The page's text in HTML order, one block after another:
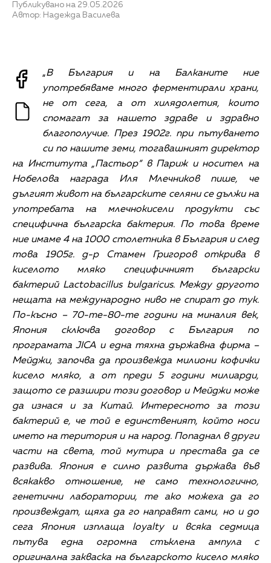
Публикувано на 29.05.2026
Автор: Надежда Василева
„В България и на Балканите ние
употребяваме много ферментирали храни,
не от сега, а от хилядолетия, които
спомагат за нашето здраве и здравно
благополучие. През 1902г. при пътуването
си по нашите земи, тогавашният директор
на Института „Пастьор“ в Париж и носител на
Нобелова награда Иля Млечников пише, че
дългият живот на българските селяни се дължи на
употребата на млечнокисели продукти със
специфична българска бактерия. По това време
ние имаме 4 на 1000 столетника в България и след
това 1905г. д-р Стамен Григоров открива в
киселото мляко специфичният български
бактерий Lactobacillus bulgaricus. Между другото
нещата на международно ниво не спират до тук.
По-късно – 70-те-80-те години на миналия век,
Япония сключва договор с България по
програматаJICA и една тяхна държавна фирма –
Мейджи, започва да произвежда милиони кофички
кисело мляко, а от преди 5 години милиарди,
защото се разшири този договор и Мейджи може
да изнася и за Китай. Интересното за този
бактерий е, че той е единственият, който носи
името на територия и на народ. Попаднал в други
части на света, той мутира и престава да се
развива. Япония е силно развита държава във
всякакво отношение, не само технологично,
генетични лаборатории, те ако можеха да го
произвеждат, щяха да го направят сами, но и до
сега Япония изплаща loyalty и всяка седмица
пътува една огромна стъклена ампула с
оригинална закваска на българското кисело мляко